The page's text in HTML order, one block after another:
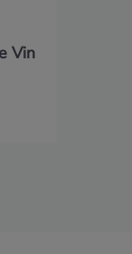
Vin